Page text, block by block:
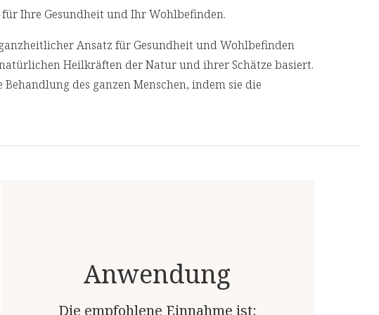
enthalten:
Ihre Gesundheit und Ihr Wohlbefinden.
Ansatz für Gesundheit und Wohlbefinden
Heilkräften der Natur und ihrer Schätze basiert.
des ganzen Menschen, indem sie die
Anwendung
Die empfohlene Einnahme ist: